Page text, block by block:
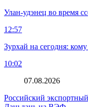
Улан-удэнец во время
12:57
Зурхай на сегодня:
10:02
07.08.2026
Российский